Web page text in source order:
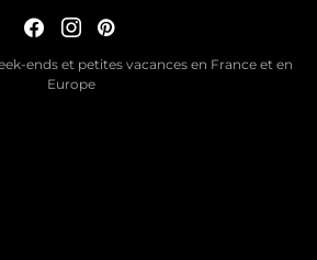
ends et petites vacances en France et en
Europe